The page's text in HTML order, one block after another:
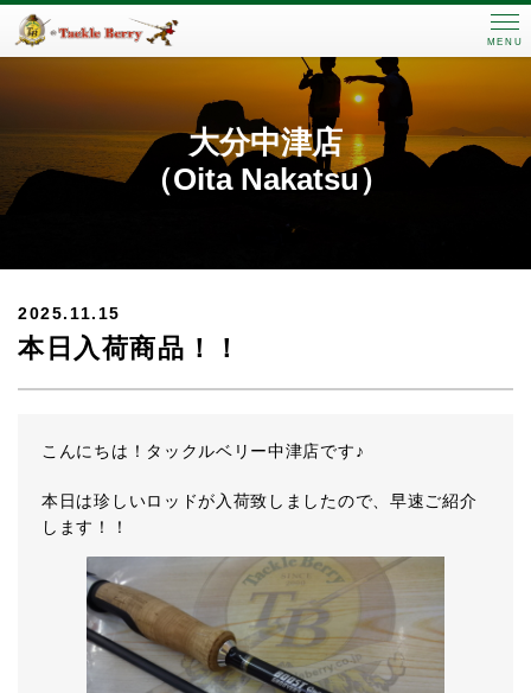
MENU
大分中津店
（Oita Nakatsu）
2025.11.15
本日入荷商品！！
こんにちは！タックルベリー中津店です♪
本日は珍しいロッドが入荷致しましたので、早速ご紹介
します！！